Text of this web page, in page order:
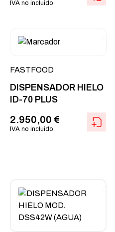
IVA no incluido
FASTFOOD
DISPENSADOR HIELO
ID-70 PLUS
2.950,00 €
IVA no incluido